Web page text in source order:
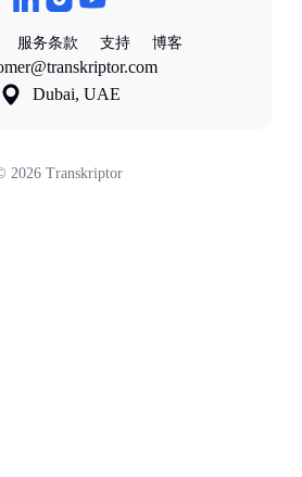
服务条款 支持 博客
Dubai, UAE
2026 Transkriptor